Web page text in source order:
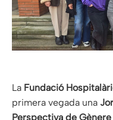
La Fundació
primera vegada una
Perspectiva de Gènere